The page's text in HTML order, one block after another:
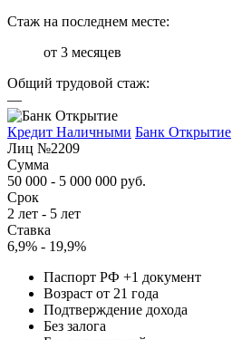
Стаж на последнем месте:
от 3 месяцев
Общий трудовой стаж:
—
Кредит Наличными Банк Открытие
Лиц №2209
Сумма
50 000 - 5 000 000 руб.
Срок
2 лет - 5 лет
Ставка
6,9% - 19,9%
Паспорт РФ +1 документ
Возраст от 21 года
Подтверждение дохода
Без залога